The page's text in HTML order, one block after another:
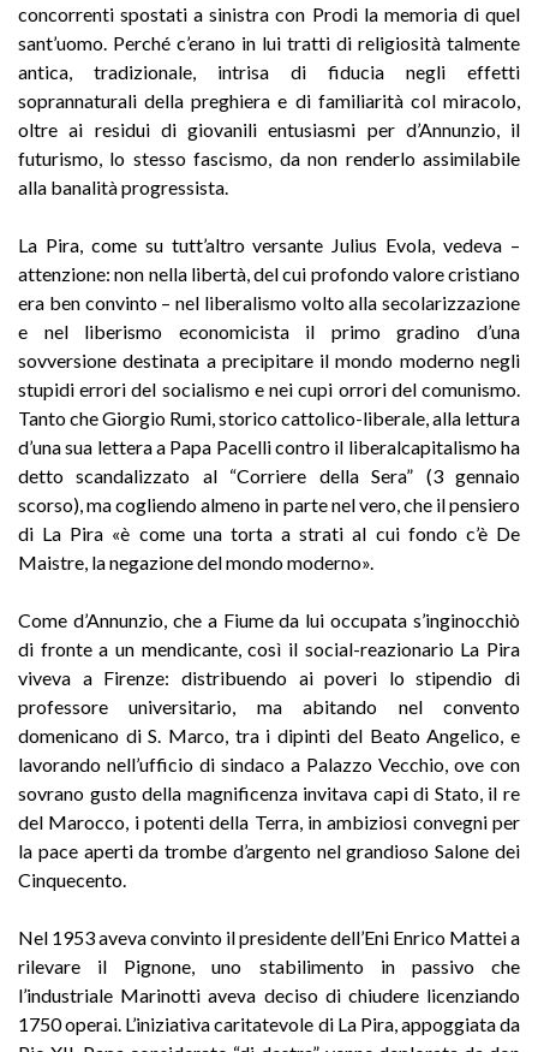
concorrenti spostati a sinistra con Prodi la memoria di quel
sant’uomo. Perché c’erano in lui tratti di religiosità talmente
antica, tradizionale, intrisa di fiducia negli effetti
soprannaturali della preghiera e di familiarità col miracolo,
oltre ai residui di giovanili entusiasmi per d’Annunzio, il
futurismo, lo stesso fascismo, da non renderlo assimilabile
alla banalità progressista.
La Pira, come su tutt’altro versante Julius Evola, vedeva –
attenzione: non nella libertà, del cui profondo valore cristiano
era ben convinto – nel liberalismo volto alla secolarizzazione
e nel liberismo economicista il primo gradino d’una
sovversione destinata a precipitare il mondo moderno negli
stupidi errori del socialismo e nei cupi orrori del comunismo.
Tanto che Giorgio Rumi, storico cattolico-liberale, alla lettura
d’una sua lettera a Papa Pacelli contro il liberalcapitalismo ha
detto scandalizzato al “Corriere della Sera” (3 gennaio
scorso), ma cogliendo almeno in parte nel vero, che il pensiero
di La Pira «è come una torta a strati al cui fondo c’è De
Maistre, la negazione del mondo moderno».
Come d’Annunzio, che a Fiume da lui occupata s’inginocchiò
di fronte a un mendicante, così il social-reazionario La Pira
viveva a Firenze: distribuendo ai poveri lo stipendio di
professore universitario, ma abitando nel convento
domenicano di S. Marco, tra i dipinti del Beato Angelico, e
lavorando nell’ufficio di sindaco a Palazzo Vecchio, ove con
sovrano gusto della magnificenza invitava capi di Stato, il re
del Marocco, i potenti della Terra, in ambiziosi convegni per
la pace aperti da trombe d’argento nel grandioso Salone dei
Cinquecento.
Nel 1953 aveva convinto il presidente dell’Eni Enrico Mattei a
rilevare il Pignone, uno stabilimento in passivo che
l’industriale Marinotti aveva deciso di chiudere licenziando
1750 operai. L’iniziativa caritatevole di La Pira, appoggiata da